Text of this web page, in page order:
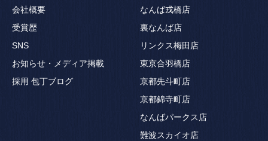
会社概要
受賞歴
SNS
お知らせ・メディア掲載
採用 包丁ブログ
なんば戎橋店
裏なんば店
リンクス梅田店
東京合羽橋店
京都先斗町店
京都錦寺町店
なんばパークス店
難波スカイオ店